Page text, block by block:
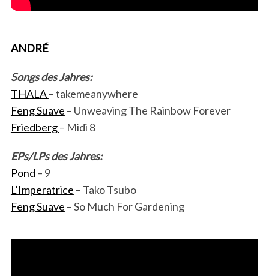
ANDRÉ
Songs des Jahres:
THALA– takemeanywhere
Feng Suave – Unweaving The Rainbow Forever
Friedberg– Midi 8
EPs/LPs des Jahres:
Pond – 9
L’Imperatrice – Tako Tsubo
Feng Suave – So Much For Gardening